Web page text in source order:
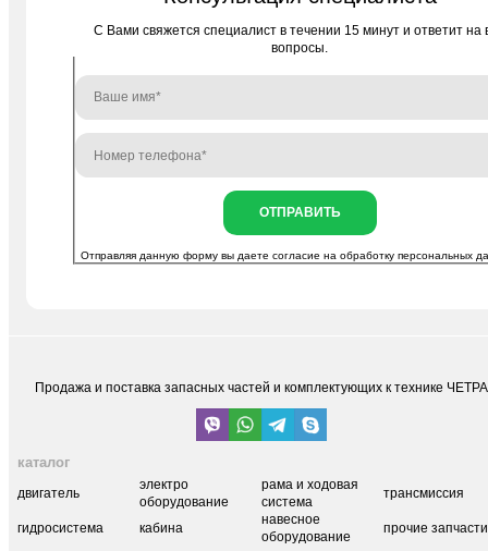
C Вами свяжется специалист в течении 15 минут и ответит на
вопросы.
ОТПРАВИТЬ
Отправляя данную форму вы даете согласие наобработку персональных
Продажа и поставка запасных частей и комплектующих к технике ЧЕТРА
каталог
двигатель
электро
оборудование
рама и ходовая
система
трансмиссия
гидросистема кабина
навесное
оборудование
прочие запчасти